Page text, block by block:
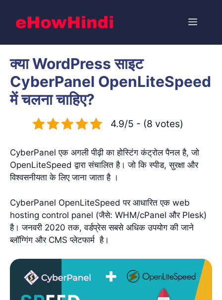
content
Menu
क्या WordPress साइट
CyberPanel OpenLiteSpeed
में चलना चाहिए?
4.9/5 - (8 votes)
CyberPanel एक अगली पीढ़ी का होस्टिंग कंट्रोल पैनल है, जो
OpenLiteSpeed ​​द्वारा संचालित है। जो कि स्पीड, सुरक्षा और
विश्वसनीयता के लिए जाना जाता है ।
CyberPanel OpenLiteSpeed ​​पर आधारित एक web
hosting control panel (जैसे: WHM/cPanel और Plesk)
है। जनवरी 2020 तक, वर्डप्रेस सबसे अधिक उपयोग की जाने
ब्लॉग्गिंग और CMS प्लेटफार्म है।